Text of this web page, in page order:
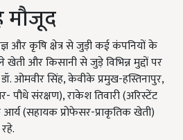
मौजूद
और कृषि क्षेत्र से जुड़ी कई कंपनियों के
खेती और किसानी से जुड़े विभिन्न मुद्दों पर
ओमवीर सिंह, केवीके प्रमुख-हस्तिनापुर,
पौधे संरक्षण), राकेश तिवारी (अरिस्टेंट
आर्य (सहायक प्रोफेसर-प्राकृतिक खेती)